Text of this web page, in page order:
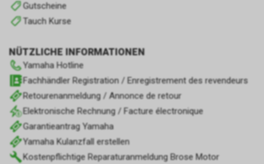
Gutscheine
Tauch Kurse
NÜTZLICHE INFORMATIONEN
Yamaha Hotline
Fachhändler Registration / Enregistrement des revendeurs
Retourenanmeldung / Annonce de retour
Elektronische Rechnung / Facture électronique
Garantieantrag Yamaha
Yamaha Kulanzfall erstellen
Kostenpflichtige Reparaturanmeldung Brose Motor